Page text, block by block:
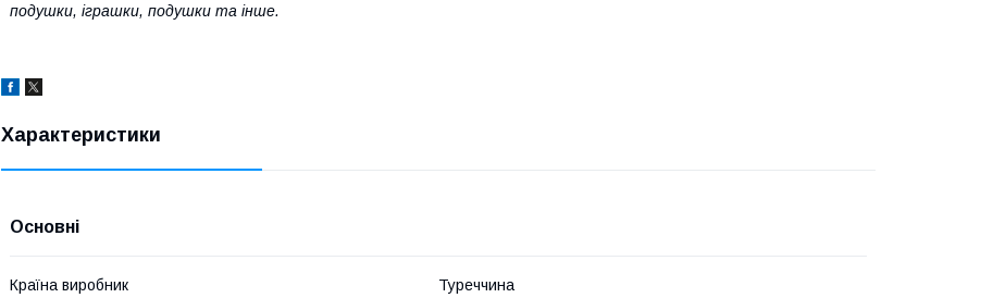
подушки, іграшки, подушки та інше.
Характеристики
Основні
Країна виробник Туреччина